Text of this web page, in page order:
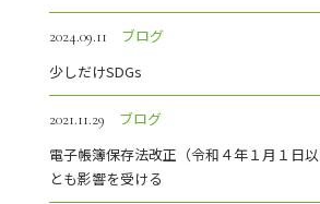
2024.09.11
ブログ
少しだけSDGs
2021.11.29
ブログ
電子帳簿保存法改正（令和４年１月１日
とも影響を受ける